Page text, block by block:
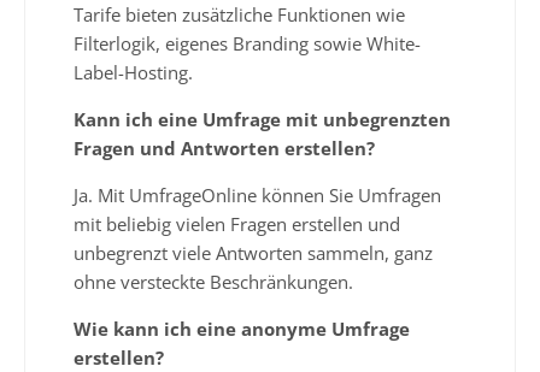
Tarife bieten zusätzliche Funktionen wie
Filterlogik, eigenes Branding sowie White-
Label-Hosting.
Kann ich eine Umfrage mit unbegrenzten
Fragen und Antworten erstellen?
Ja. Mit UmfrageOnline können Sie Umfragen
mit beliebig vielen Fragen erstellen und
unbegrenzt viele Antworten sammeln, ganz
ohne versteckte Beschränkungen.
Wie kann ich eine anonyme Umfrage
erstellen?